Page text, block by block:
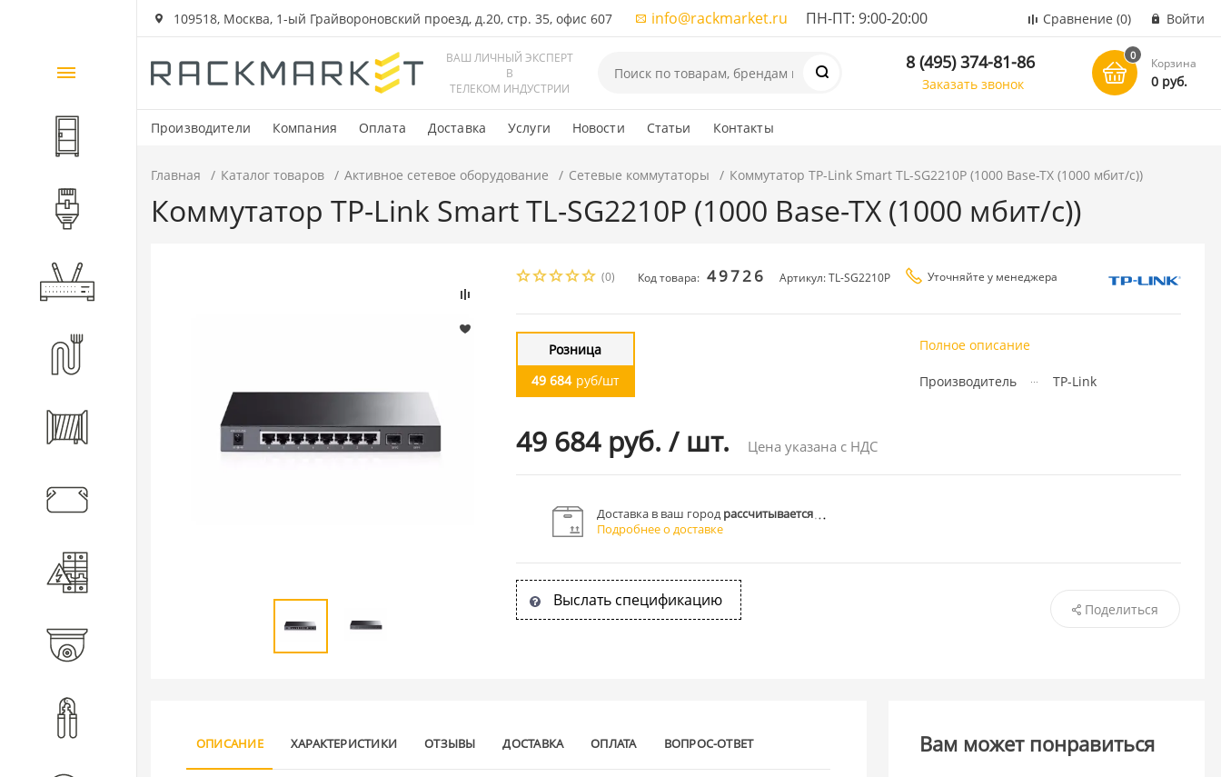
109518, Москва, 1-ый Грайвороновский проезд, д.20, стр. 35, офис 607 info@rackmarket.ru ПН-ПТ: 9:00-20:00 Сравнение (0) Войти
ВАШ ЛИЧНЫЙ ЭКСПЕРТ
В
ТЕЛЕКОМ ИНДУСТРИИ
8 (495) 374-81-86
Заказать звонок
0
Корзина
0 руб.
Производители Компания Оплата Доставка Услуги Новости Статьи Контакты
Каталог
товаров
Шкафы и стойки
Компоненты СКС
Главная Каталог товаров Активное сетевое оборудование Сетевые коммутаторы Коммутатор TP-Link Smart TL-SG2210P (1000 Base-TX (1000 мбит/с))
Коммутатор TP-Link Smart TL-SG2210P (1000 Base-TX (1000 мбит/с))
(0) Код товара: 49726 Артикул: TL-SG2210P Уточняйте у менеджера
Розница
49 684 руб/шт
49 684 руб. / шт. Цена указана с НДС
Полное описание
Производитель TP-Link
Доставка в ваш городрассчитывается
Подробнее о доставке
Выслать спецификацию Поделиться
ОПИСАНИЕ ХАРАКТЕРИСТИКИ ОТЗЫВЫ ДОСТАВКА ОПЛАТА ВОПРОС-ОТВЕТ Вам может понравиться